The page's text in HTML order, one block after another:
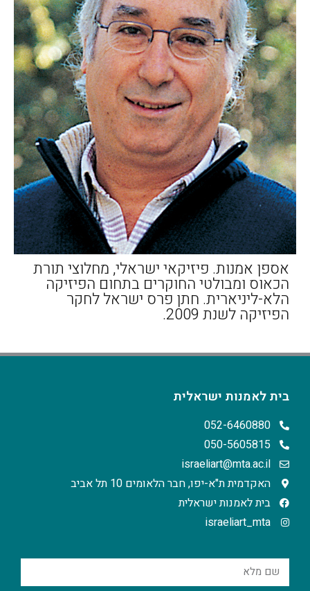
אספן אמנות. פיזיקאי ישראלי, מחלוצי תורת
הכאוס ומבולטי החוקרים בתחום הפיזיקה
הלא-ליניארית. חתן פרס ישראל לחקר
הפיזיקה לשנת 2009.
בית לאמנות ישראלית
052-6460880
050-5605815
israeliart@mta.ac.il
האקדמית ת"א-יפו, חבר הלאומים 10 תל אביב
בית לאמנות ישראלית
israeliart_mta